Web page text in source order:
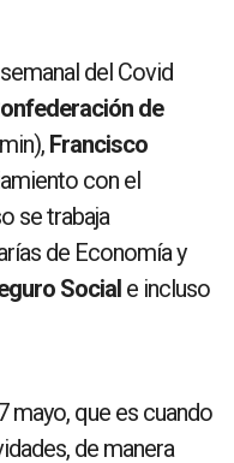
del Covid
de
Francisco
con el
se trabaja
de Economía y
Social e incluso
mayo, que es cuando
de manera